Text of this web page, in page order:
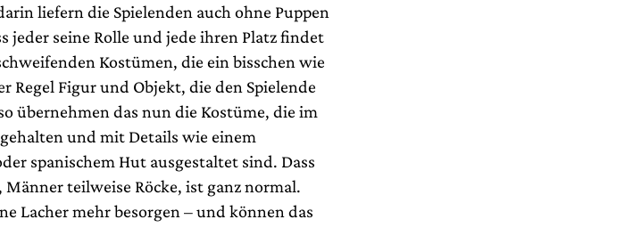
liefern die Spielenden auch ohne Puppen
jeder seine Rolle und jede ihren Platz findet
Kostümen, die ein bisschen wie
Regel Figur und Objekt, die den Spielende
übernehmen das nun die Kostüme, die im
und mit Details wie einem
spanischem Hut ausgestaltet sind. Dass
teilweise Röcke, ist ganz normal.
Lacher mehr besorgen – und können das